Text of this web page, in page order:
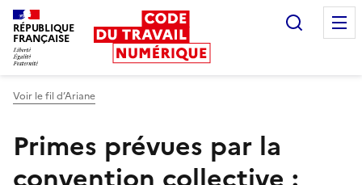
RÉPUBLIQUE
FRANÇAISE
Voir le fil d’Ariane
Primes prévues par la